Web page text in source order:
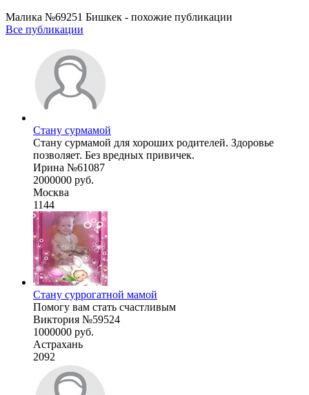
Малика №69251 Бишкек - похожие публикации
Все публикации
Стану сурмамой
Стану сурмамой для хороших родителей. Здоровье
позволяет. Без вредных привичек.
Ирина №61087
2000000 руб.
Москва
1144
Стану суррогатной мамой
Помогу вам стать счастливым
Виктория №59524
1000000 руб.
Астрахань
2092